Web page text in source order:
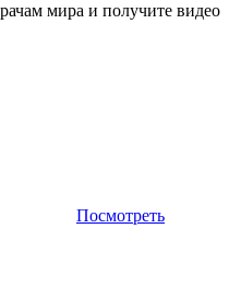
мира и получите видео
Посмотреть